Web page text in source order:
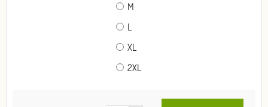
M
L
XL
2XL